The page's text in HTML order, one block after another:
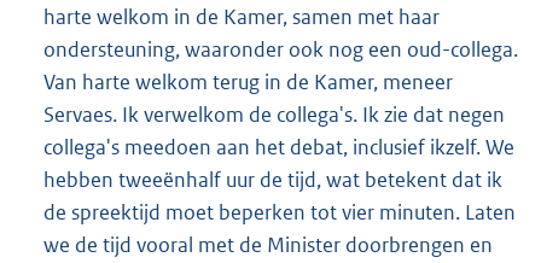
harte welkom in de Kamer, samen met haar
ondersteuning, waaronder ook nog een oud-collega.
Van harte welkom terug in de Kamer, meneer
Servaes. Ik verwelkom de collega's. Ik zie dat negen
collega's meedoen aan het debat, inclusief ikzelf. We
hebben tweeënhalf uur de tijd, wat betekent dat ik
de spreektijd moet beperken tot vier minuten. Laten
we de tijd vooral met de Minister doorbrengen en